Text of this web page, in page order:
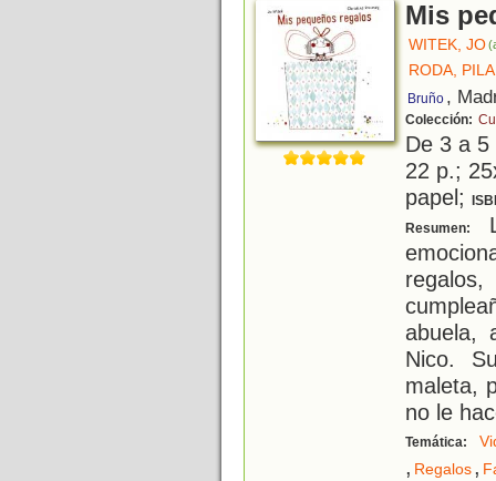
Mis
WITEK, JO
RODA,
Bruño ,
Colección:
De 3 a
22 p.;
papel;
Resumen:
abuela,
Nico.
maleta,
no le
Temática:
, Regalos,